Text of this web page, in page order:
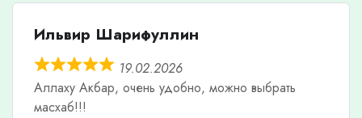
Ильвир Шарифуллин
19.02.2026
Аллаху Акбар, очень удобно, можно выбрать
масхаб!!!